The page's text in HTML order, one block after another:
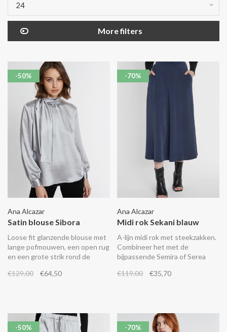
24
More filters
-50%
Ana Alcazar
Satin blouse Sibora
Loose fit glanzende blouse met
lange pofmouwen, een open rug
en een grote strik rond de
bijpassende Sibly broek.
€129,00 €64,50
-70%
Ana Alcazar
Midi rok Sekani blauw
A-lijn midi rok met steekzakken.
Combineer het met de
bijpassende Semira of Serea
€119,00
€35,70
-50% -70%